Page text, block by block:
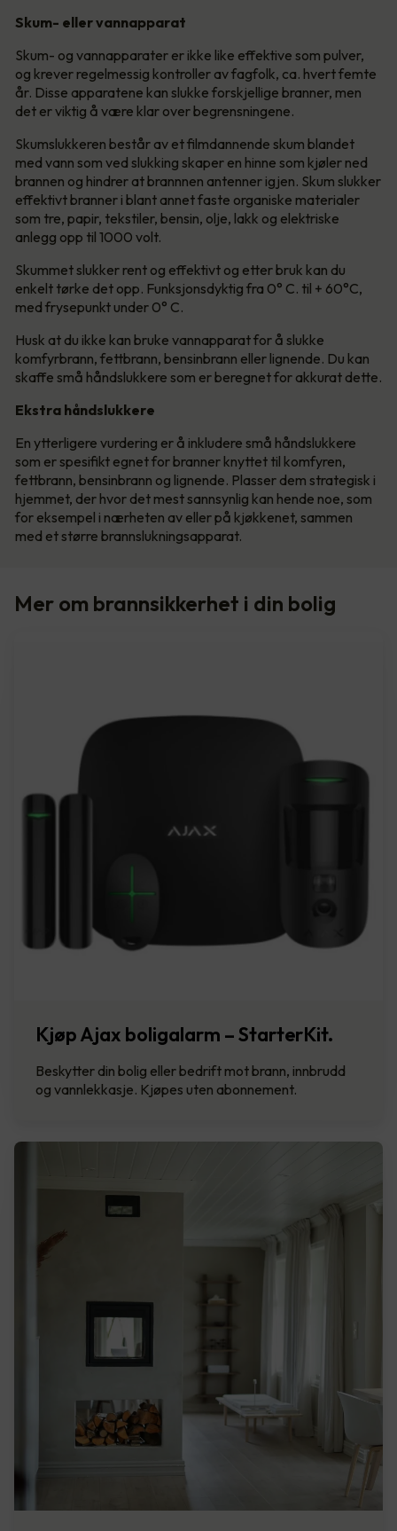
Skum- eller vannapparat
Skum- og vannapparater er ikke like effektive som pulver,
og krever regelmessig kontroller av fagfolk, ca. hvert femte
år. Disse apparatene kan slukke forskjellige branner, men
det er viktig å være klar over begrensningene.
Skumslukkeren består av et filmdannende skum blandet
med vann som ved slukking skaper en hinne som kjøler ned
brannen og hindrer at brannnen antenner igjen. Skum slukker
effektivt branner i blant annet faste organiske materialer
som tre, papir, tekstiler, bensin, olje, lakk og elektriske
anlegg opp til 1000 volt.
Skummet slukker rent og effektivt og etter bruk kan du
enkelt tørke det opp. Funksjonsdyktig fra 0° C. til + 60°C,
med frysepunkt under 0° C.
Husk at du ikke kan bruke vannapparat for å slukke
komfyrbrann, fettbrann, bensinbrann eller lignende. Du kan
skaffe små håndslukkere som er beregnet for akkurat dette.
Ekstra håndslukkere
En ytterligere vurdering er å inkludere små håndslukkere
som er spesifikt egnet for branner knyttet til komfyren,
fettbrann, bensinbrann og lignende. Plasser dem strategisk i
hjemmet, der hvor det mest sannsynlig kan hende noe, som
for eksempel i nærheten av eller på kjøkkenet, sammen
med et større brannslukningsapparat.
Mer om brannsikkerhet i din bolig
Kjøp Ajax boligalarm – StarterKit.
Beskytter din bolig eller bedrift mot brann, innbrudd
og vannlekkasje. Kjøpes uten abonnement.